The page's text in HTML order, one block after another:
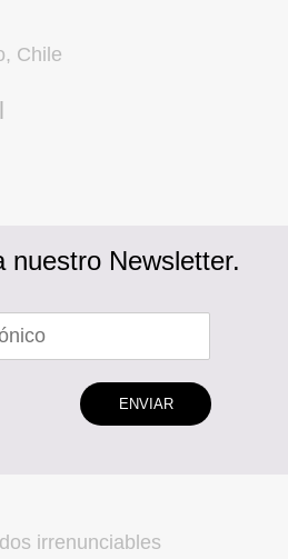
Chile
nuestro Newsletter.
ENVIAR
irrenunciables